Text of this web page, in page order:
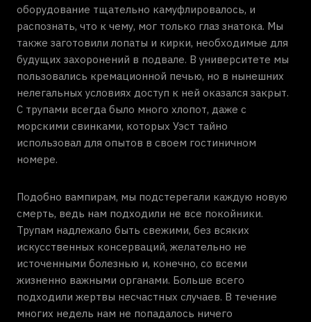
оборудование тщательно камуфлировалось, и
распознать, что к чему, мог только глаз знатока. Мы
также заготовили лопаты и кирки, необходимые для
будущих захоронений в подвале. В университете мы
пользовались кремационной печью, но в нынешних
нелегальных условиях доступ к ней оказался закрыт.
С трупами всегда было много хлопот, даже с
морскими свинками, которых Уэст тайно
использовал для опытов в своем гостиничном
номере.
Подобно вампирам, мы подстерегали каждую новую
смерть, ведь нам подходили не все покойники.
Трупам надлежало быть свежими, без всяких
искусственных консерваций, желательно не
источенными болезнью и, конечно, со всеми
жизненно важными органами. Больше всего
подходили жертвы несчастных случаев. В течение
многих недель нам не попадалось ничего